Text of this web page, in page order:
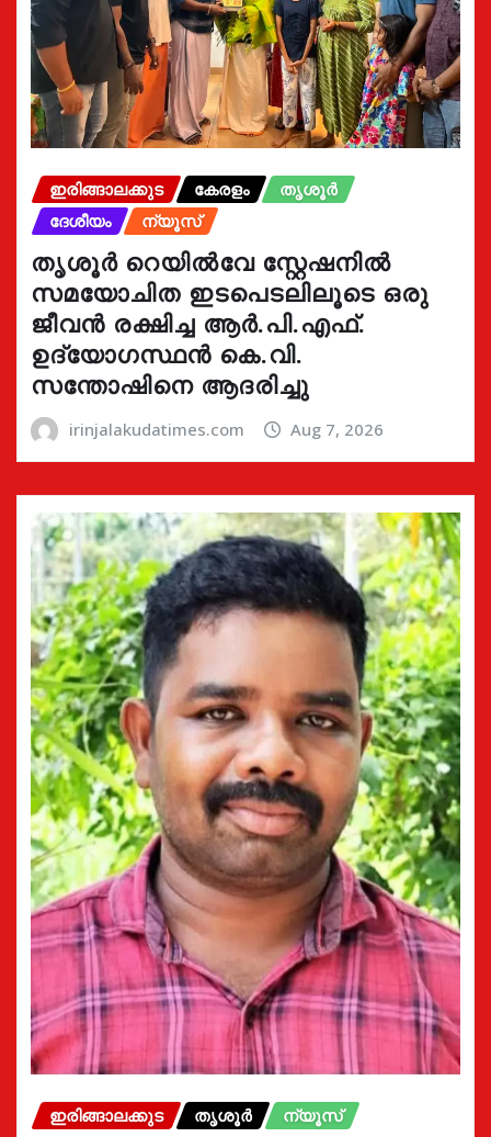
ഇരിങ്ങാലക്കുട കേരളം
തൃശൂർ
ദേശീയം
ന്യൂസ്
തൃശൂർ റെയിൽവേ സ്റ്റേഷനിൽ
സമയോചിത ഇടപെടലിലൂടെ ഒരു
ജീവൻ രക്ഷിച്ച ആർ.പി.എഫ്.
ഉദ്യോഗസ്ഥൻ കെ.വി.
സന്തോഷിനെ ആദരിച്ചു
irinjalakudatimes.com Aug 7, 2026
ഇരിങ്ങാലക്കുട തൃശൂർ ന്യൂസ്